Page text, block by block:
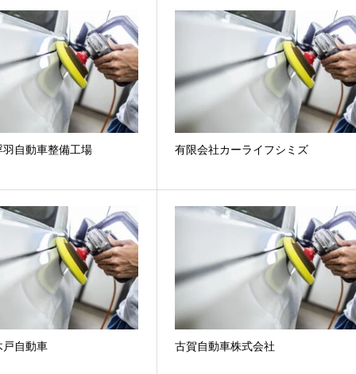
羽自動車整備工場 有限会社カーライフシミズ
戸自動車 古賀自動車株式会社